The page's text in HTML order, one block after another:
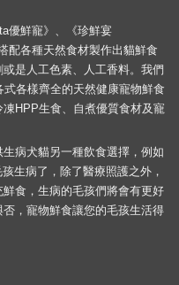
優鮮寵》、《珍鮮宴
配各種天然食材製作出貓鮮食
是人工色素、人工香料。我們
各樣齊全的天然健康寵物鮮食
HPP生食、自煮優質食材及寵
病犬貓另一種飲食選擇，例如
生病了，除了醫療照護之外，
食，生病的毛孩們將會有更好
，寵物鮮食讓您的毛孩生活得